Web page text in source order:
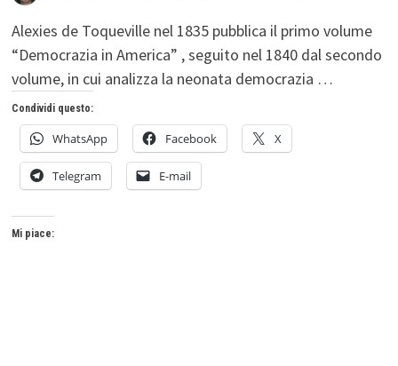
Alexies de Toqueville nel 1835 pubblica il primo volume
“Democrazia in America” , seguito nel 1840 dal secondo
volume, in cui analizza la neonata democrazia …
Condividi questo:
WhatsApp Facebook X
Telegram E-mail
Mi piace: